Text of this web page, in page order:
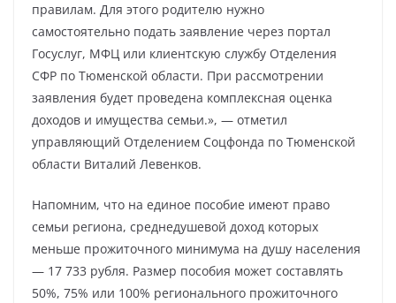
правилам. Для этого родителю нужно
самостоятельно подать заявление через портал
Госуслуг, МФЦ или клиентскую службу Отделения
СФР по Тюменской области. При рассмотрении
заявления будет проведена комплексная оценка
доходов и имущества семьи.», — отметил
управляющий Отделением Соцфонда по Тюменской
области Виталий Левенков.
Напомним, что на единое пособие имеют право
семьи региона, среднедушевой доход которых
меньше прожиточного минимума на душу населения
— 17 733 рубля. Размер пособия может составлять
50%, 75% или 100% регионального прожиточного